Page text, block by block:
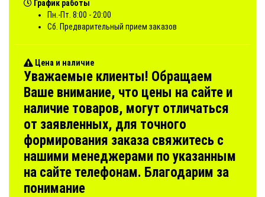
График работы
Пн.-Пт. 8:00 - 20:00
Сб. Предварительный прием заказов
Цена и наличие
Уважаемые клиенты! Обращаем
Ваше внимание, что цены на сайте и
наличие товаров, могут отличаться
от заявленных, для точного
формирования заказа свяжитесь с
нашими менеджерами по указанным
на сайте телефонам. Благодарим за
понимание